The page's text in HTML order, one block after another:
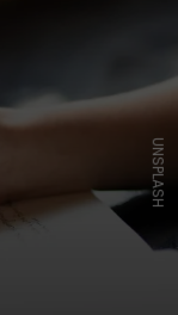
UNSPLASH